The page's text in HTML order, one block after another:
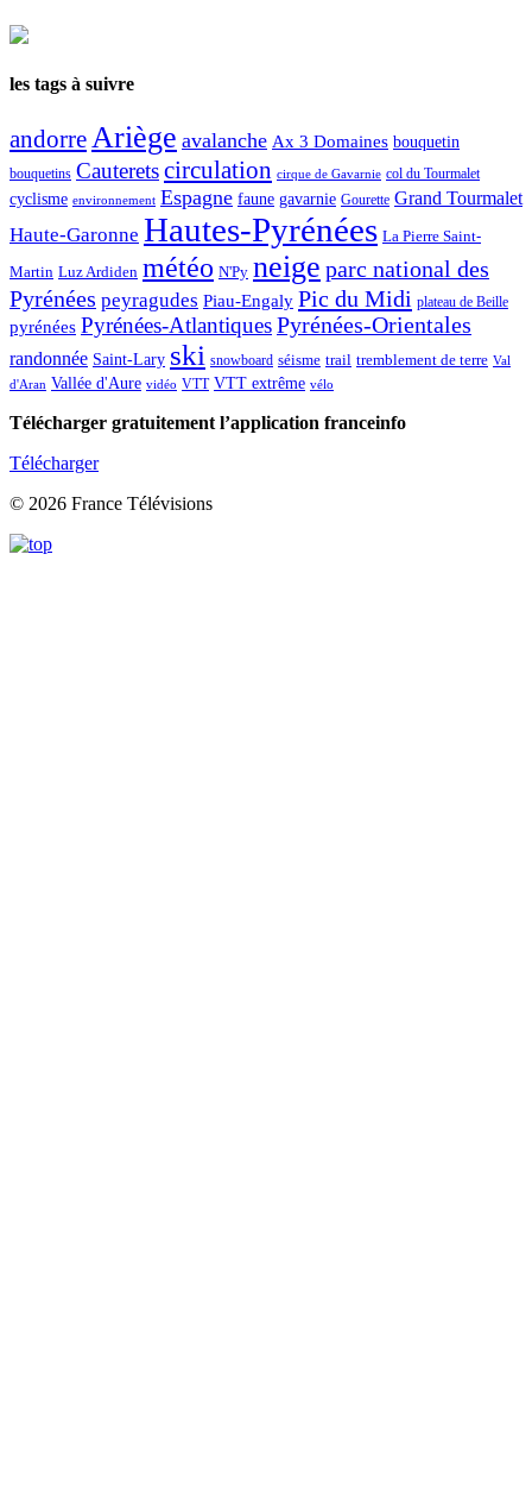
les tags à suivre
andorreAriège avalanche Ax 3 Domaines bouquetin
bouquetins Cauteretscirculation cirque de Gavarnie col du Tourmalet
cyclisme environnement Espagne faune gavarnie Gourette Grand Tourmalet
Haute-Garonne Hautes-Pyrénées La Pierre Saint-
Martin Luz Ardiden météo N'Py neige parc national des
Pyrénées peyragudes Piau-Engaly Pic du Midi plateau de Beille
pyrénées Pyrénées-AtlantiquesPyrénées-Orientales
randonnée Saint-Lary ski snowboard séisme trail tremblement de terre Val
d'Aran Vallée d'Aure vidéo VTT VTT extrême vélo
Télécharger gratuitement l’application franceinfo
Télécharger
© 2026 France Télévisions